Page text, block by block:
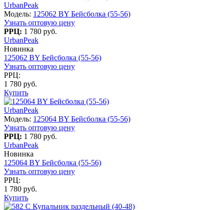
UrbanPeak
Модель: 125062 BY Бейсболка (55-56)
Узнать оптовую цену
РРЦ: 1 780 руб.
UrbanPeak
Новинка
125062 BY Бейсболка (55-56)
Узнать оптовую цену
РРЦ:
1 780 руб.
Купить
UrbanPeak
Модель: 125064 BY Бейсболка (55-56)
Узнать оптовую цену
РРЦ: 1 780 руб.
UrbanPeak
Новинка
125064 BY Бейсболка (55-56)
Узнать оптовую цену
РРЦ:
1 780 руб.
Купить